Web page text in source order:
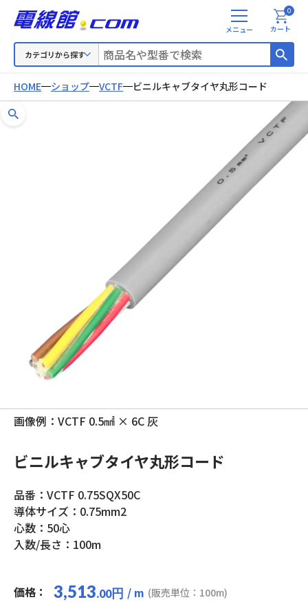
カテゴリから探す
メ
ニ
カート
0
HOME ショップ VCTF ビニルキャブタイヤ丸形コード
画像例：VCTF 0.5㎟ × 6C 灰
ビニルキャブタイヤ丸形コード
品番：VCTF 0.75SQX50C
導体サイズ：0.75mm2
心数：50心
入数/長さ：100m
価格： 3,513.00円 / m (販売単位：100m)